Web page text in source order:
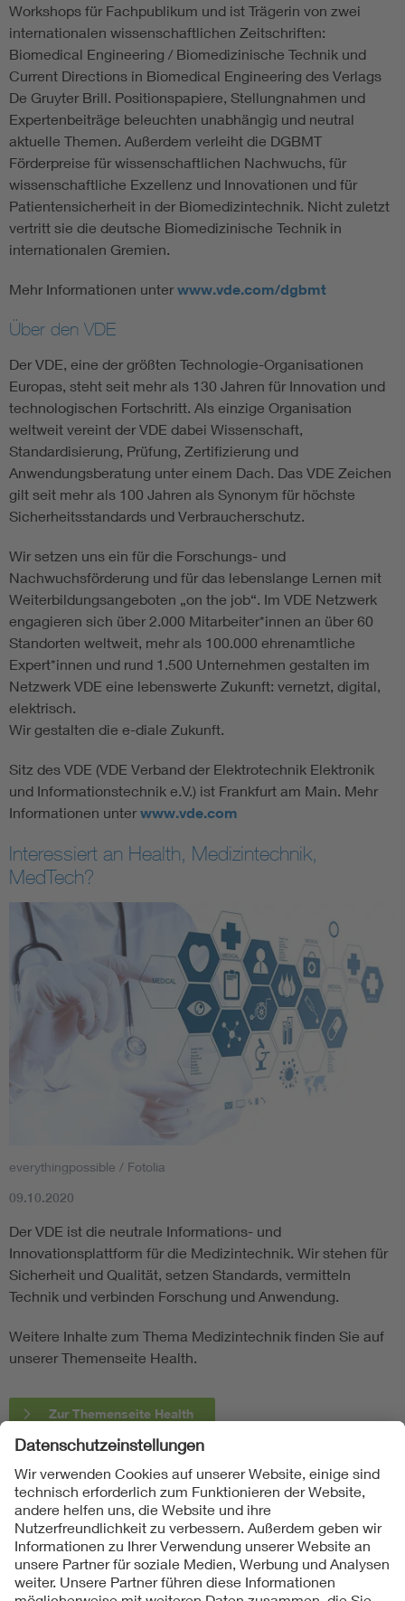
Workshops für Fachpublikum und ist Trägerin von zwei
internationalen wissenschaftlichen Zeitschriften:
Biomedical Engineering / Biomedizinische Technik und
Current Directions in Biomedical Engineering des Verlags
De Gruyter Brill. Positionspapiere, Stellungnahmen und
Expertenbeiträge beleuchten unabhängig und neutral
aktuelle Themen. Außerdem verleiht die DGBMT
Förderpreise für wissenschaftlichen Nachwuchs, für
wissenschaftliche Exzellenz und Innovationen und für
Patientensicherheit in der Biomedizintechnik. Nicht zuletzt
vertritt sie die deutsche Biomedizinische Technik in
internationalen Gremien.
Mehr Informationen unterwww.vde.com/dgbmt
Über den VDE
Der VDE, eine der größten Technologie-Organisationen
Europas, steht seit mehr als 130 Jahren für Innovation und
technologischen Fortschritt. Als einzige Organisation
weltweit vereint der VDE dabei Wissenschaft,
Standardisierung, Prüfung, Zertifizierung und
Anwendungsberatung unter einem Dach. Das VDE Zeichen
gilt seit mehr als 100 Jahren als Synonym für höchste
Sicherheitsstandards und Verbraucherschutz.
Wir setzen uns ein für die Forschungs- und
Nachwuchsförderung und für das lebenslange Lernen mit
Weiterbildungsangeboten „on the job“. Im VDE Netzwerk
engagieren sich über 2.000 Mitarbeiter*innen an über 60
Standorten weltweit, mehr als 100.000 ehrenamtliche
Expert*innen und rund 1.500 Unternehmen gestalten im
Netzwerk VDE eine lebenswerte Zukunft: vernetzt, digital,
elektrisch.
Wir gestalten die e-diale Zukunft.
Sitz des VDE (VDE Verband der Elektrotechnik Elektronik
und Informationstechnik e.V.) ist Frankfurt am Main. Mehr
Informationen unterwww.vde.com
Interessiert an Health, Medizintechnik,
MedTech?
everythingpossible / Fotolia
09.10.2020
Der VDE ist die neutrale Informations- und
Innovationsplattform für die Medizintechnik. Wir stehen für
Sicherheit und Qualität, setzen Standards, vermitteln
Technik und verbinden Forschung und Anwendung.
Weitere Inhalte zum Thema Medizintechnik finden Sie auf
unserer Themenseite Health.
Zur Themenseite Health
Folgen Sie uns